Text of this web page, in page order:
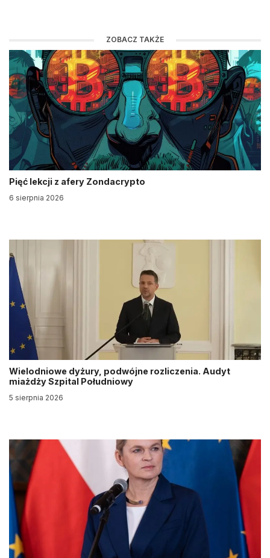
ZOBACZ TAKŻE
Pięć lekcji z afery Zondacrypto
6 sierpnia 2026
Wielodniowe dyżury, podwójne rozliczenia. Audyt
miażdży Szpital Południowy
5 sierpnia 2026